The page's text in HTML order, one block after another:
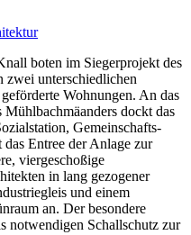
boten im Siegerprojekt des
unterschiedlichen
Wohnungen. An das
dockt das
Gemeinschafts-
Entree der Anlage zur
viergeschoßige
in lang gezogener
und einem
an. Der besondere
notwendigen Schallschutz zur